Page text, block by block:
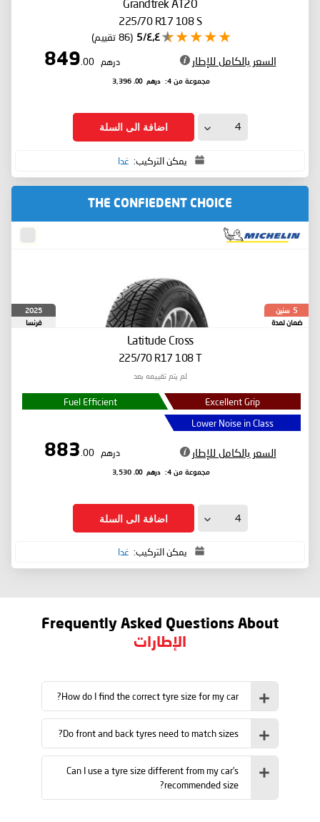
Grandtrek AT20
225/70 R17 108 S
٤٫٤/5 (86 تقييم)
السعر بالكامل للإطار درهم 849
.00
مجموعة من 4: درهم 3,396
.00
اضافة الى السلة
يمكن التركيب: غدا
THE CONFIEDENT CHOICE
5 سنين
ضمان لمدة
2025
فرنسا
Latitude Cross
225/70 R17 108 T
لم يتم تقييمه بعد
Excellent Grip
Fuel Efficient
Lower Noise in Class
السعر بالكامل للإطار درهم 883
.00
مجموعة من 4: درهم 3,530
.00
اضافة الى السلة
يمكن التركيب: غدا
Frequently Asked Questions About
الإطارات
How do I find the correct tyre size for my car?
Do front and back tyres need to match sizes?
Can I use a tyre size different from my car’s
recommended size?